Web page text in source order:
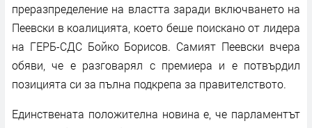
преразпределение на властта заради включването на
Пеевски в коалицията, което беше поискано от лидера
на ГЕРБ-СДС Бойко Борисов. Самият Пеевски вчера
обяви, че е разговарял с премиера и е потвърдил
позицията си за пълна подкрепа за правителството.
Единствената положителна новина е, че парламентът